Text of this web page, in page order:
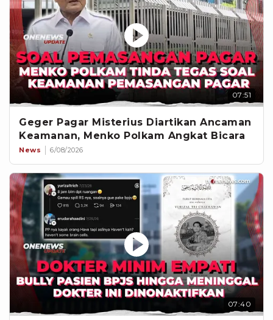
07:51
Geger Pagar Misterius Diartikan Ancaman
Keamanan, Menko Polkam Angkat Bicara
News 6/08/2026
07:40